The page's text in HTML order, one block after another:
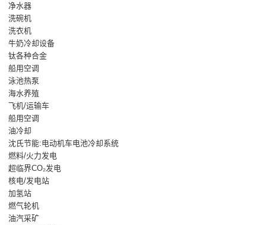
净水器
洗碗机
洗衣机
牛奶冷却设备
钛各种合金
船用空调
泳池热泵
海水养殖
飞机/运输车
船用空调
油冷却
沈氏节能:电动机车电池冷却系统
燃料/火力发电
超临界CO₂发电
核电/发电站
加氢站
燃气轮机
油汽采矿